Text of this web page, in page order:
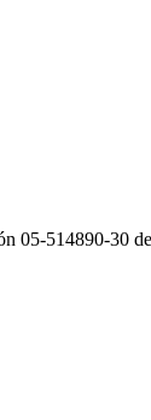
05-514890-30